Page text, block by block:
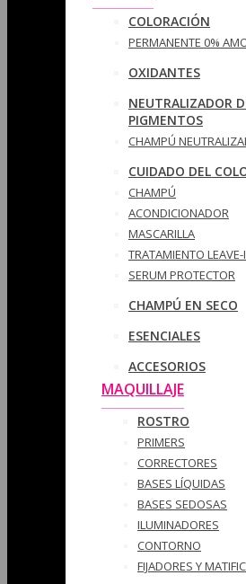
COLORACIÓN
PERMANENTE 0%
OXIDANTES
NEUTRALIZADOR
PIGMENTOS
CHAMPÚ
CUIDADO DEL
CHAMPÚ
ACONDICIONADOR
MASCARILLA
TRATAMIENTO LEAVE-
SERUM PROTECTOR
CHAMPÚ EN SECO
ESENCIALES
ACCESORIOS
MAQUILLAJE
ROSTRO
PRIMERS
CORRECTORES
BASES LÍQUIDAS
BASES SEDOSAS
ILUMINADORES
CONTORNO
FIJADORES Y